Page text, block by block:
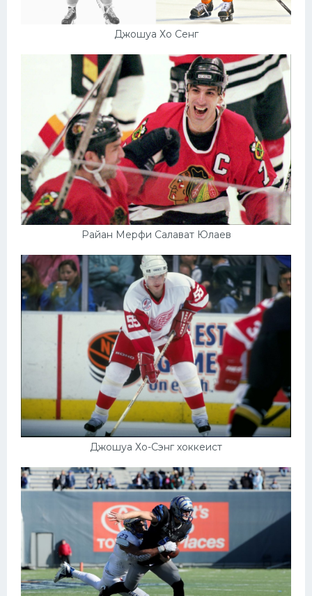
Джошуа Хо Сенг
Райан Мерфи Салават Юлаев
Джошуа Хо-Сэнг хоккеист